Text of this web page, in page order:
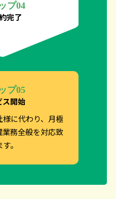
プ04
完了
プ05
ス開始
に代わり、月極
務全般を対応致
。